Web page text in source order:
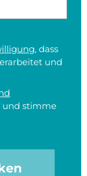
, dass
und
und stimme